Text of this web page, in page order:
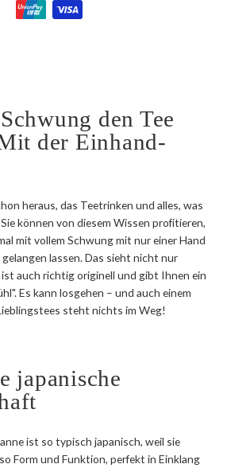
den Tee
der Einhand-
heraus, das Teetrinken und alles, was
können von diesem Wissen profitieren,
mit vollem Schwung mit nur einer Hand
gelangen lassen. Das sieht nicht nur
auch richtig originell und gibt Ihnen ein
Es kann losgehen – und auch einem
steht nichts im Weg!
japanische
ist so typisch japanisch, weil sie
Form und Funktion, perfekt in Einklang